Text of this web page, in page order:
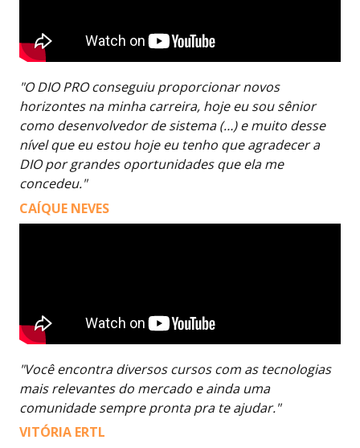
"O DIO PRO conseguiu proporcionar novos
horizontes na minha carreira, hoje eu sou sênior
como desenvolvedor de sistema (…) e muito desse
nível que eu estou hoje eu tenho que agradecer a
DIO por grandes oportunidades que ela me
concedeu."
CAÍQUE NEVES
"Você encontra diversos cursos com as tecnologias
mais relevantes do mercado e ainda uma
comunidade sempre pronta pra te ajudar."
VITÓRIA ERTL